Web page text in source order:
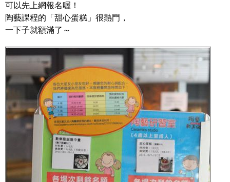
可以先上網報名喔！
陶藝課程的「甜心蛋糕」很熱門，
一下子就額滿了～